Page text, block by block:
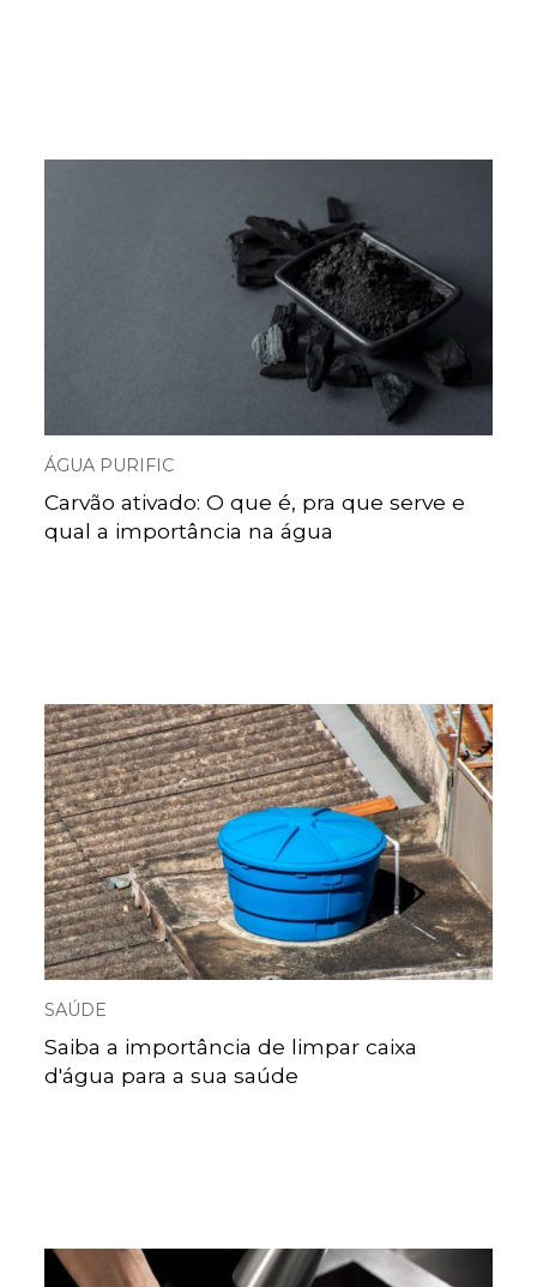
ÁGUA PURIFIC
Carvão ativado: O que é, pra que serve e
qual a importância na água
SAÚDE
Saiba a importância de limpar caixa
d'água para a sua saúde